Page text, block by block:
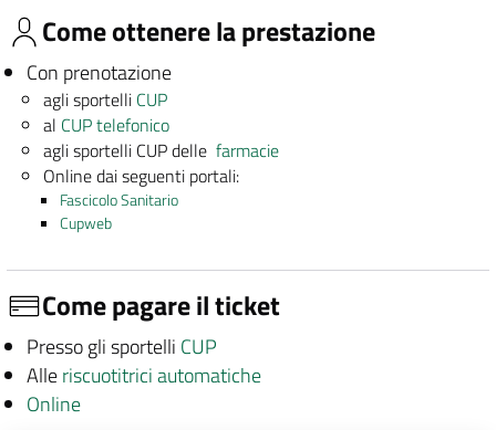
Come ottenere la prestazione
Con prenotazione
agli sportelli CUP
al CUP telefonico
agli sportelli CUP dellefarmacie
Online dai seguenti portali:
Fascicolo Sanitario
Cupweb
Come pagare il ticket
Presso gli sportelli CUP
Alleriscuotitrici automatiche
Online